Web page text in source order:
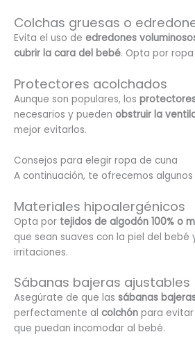
Colchas gruesas o
Evita el uso de edredones
cubrir la cara del bebé. Opta por
Protectores acolchados
Aunque son populares, los
necesarios y pueden obstruir la
mejor evitarlos.
Consejos para elegir ropa de cuna
A continuación, te ofrecemos
Materiales hipoalergénicos
Opta por tejidos de algodón 100% o
que sean suaves con la piel del bebé
irritaciones.
Sábanas bajeras ajustables
Asegúrate de que las sábanas
perfectamente al colchón para evitar
que puedan incomodar al bebé.